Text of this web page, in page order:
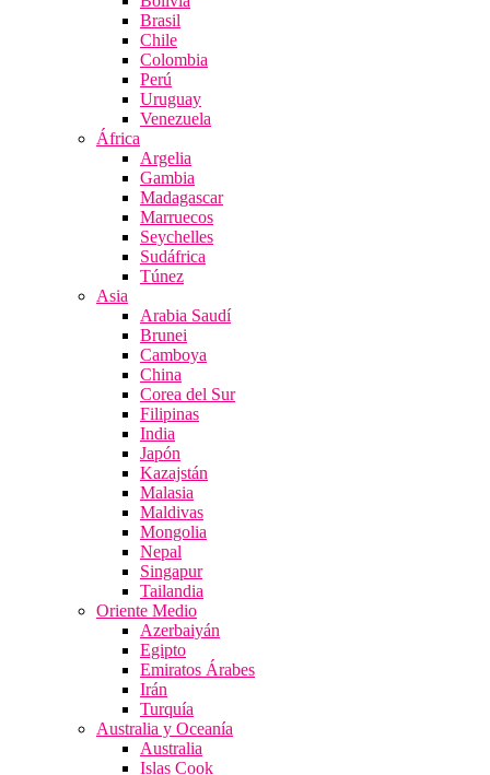
Brasil
Chile
Colombia
Perú
Uruguay
Venezuela
África
Argelia
Gambia
Madagascar
Marruecos
Seychelles
Sudáfrica
Túnez
Asia
Arabia Saudí
Brunei
Camboya
China
Corea del Sur
Filipinas
India
Japón
Kazajstán
Malasia
Maldivas
Mongolia
Nepal
Singapur
Tailandia
Oriente Medio
Azerbaiyán
Egipto
Emiratos Árabes
Irán
Turquía
Australia y Oceanía
Australia
Islas Cook